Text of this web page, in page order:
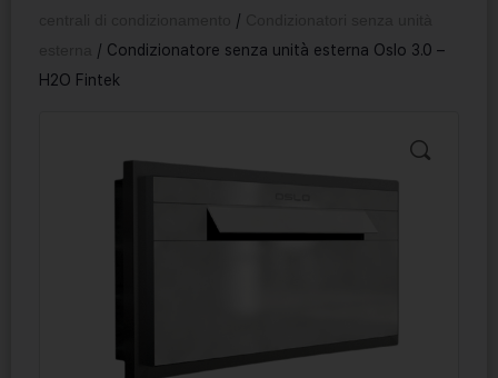
/
/ Condizionatore senza unità esterna ​Oslo 3.0 –
H2O Fintek